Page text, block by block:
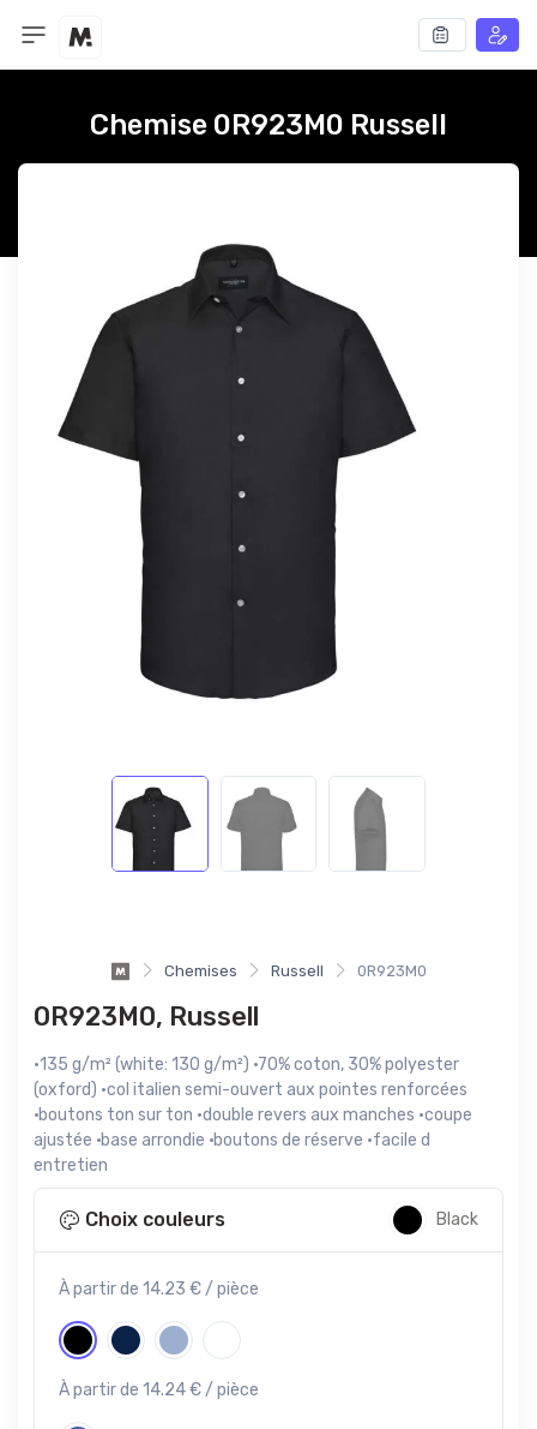
Chemise 0R923M0 Russell
Chemises Russell 0R923M0
0R923M0, Russell
·135 g/m² (white: 130 g/m²) ·70% coton, 30% polyester
(oxford) ·col italien semi-ouvert aux pointes renforcées
·boutons ton sur ton ·double revers aux manches ·coupe
ajustée ·base arrondie ·boutons de réserve ·facile d
entretien
Choix couleurs Black
À partir de 14.23 € / pièce
À partir de 14.24 € / pièce